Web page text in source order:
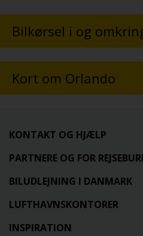
Bilkørsel i og
Kort om Orlando
KONTAKT OG HJÆLP
PARTNERE OG FOR
BILUDLEJNING I DANMARK
LUFTHAVNSKONTORER
INSPIRATION